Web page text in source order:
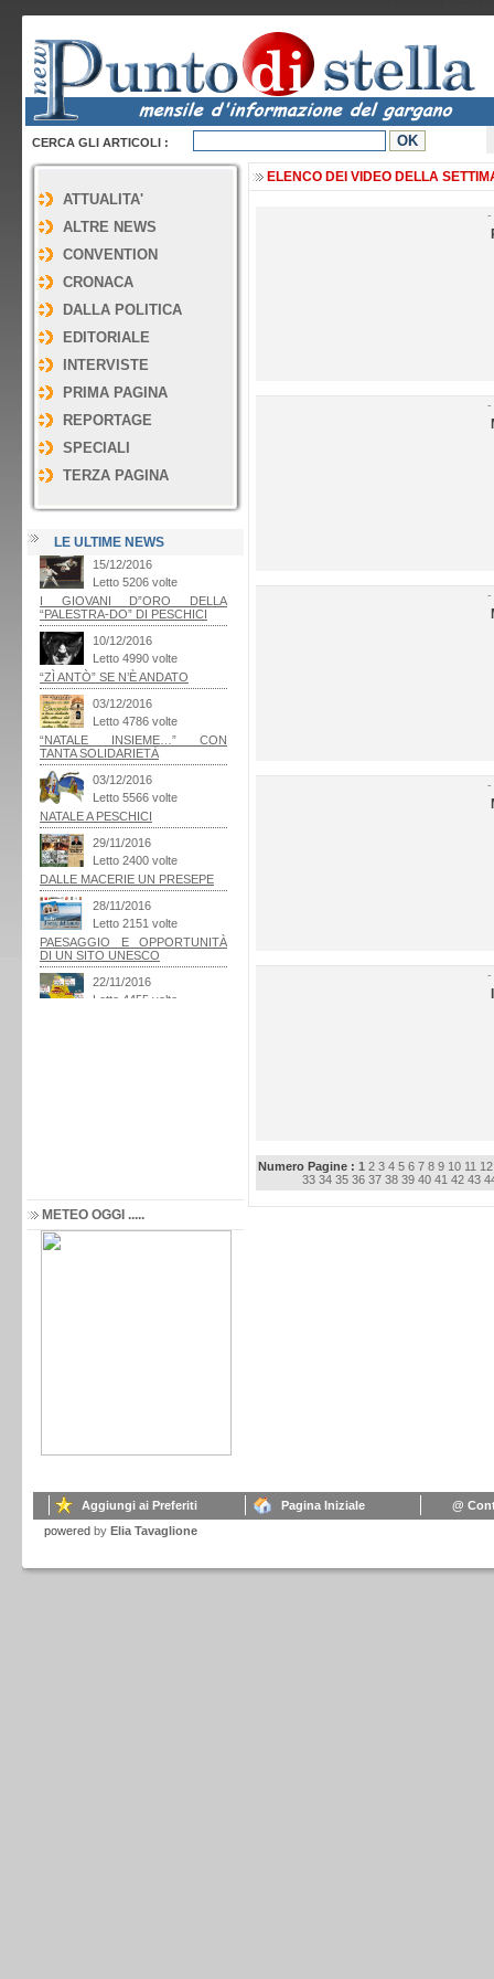
CERCA GLI ARTICOLI :
ATTUALITA'
ALTRE NEWS
CONVENTION
CRONACA
DALLA POLITICA
EDITORIALE
INTERVISTE
PRIMA PAGINA
REPORTAGE
SPECIALI
TERZA PAGINA
LE ULTIME NEWS
METEO OGGI .....
ELENCO DEI VIDEO DELLA
-
-
-
-
-
Numero Pagine : 1 2 3 4 5 6 7 8 9 10 11 12
33 34 35 36 37 38 39 40 41 42 43
Aggiungi ai Preferiti Pagina Iniziale
@
powered by Elia Tavaglione